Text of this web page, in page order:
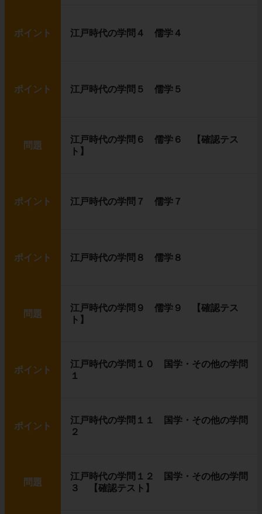
ポイント 江戸時代の学問４ 儒学４
ポイント 江戸時代の学問５ 儒学５
問題
江戸時代の学問６ 儒学６ 【確認テス
ト】
ポイント 江戸時代の学問７ 儒学７
ポイント 江戸時代の学問８ 儒学８
問題
江戸時代の学問９ 儒学９ 【確認テス
ト】
ポイント
江戸時代の学問１０ 国学・その他の学問
１
ポイント
江戸時代の学問１１ 国学・その他の学問
２
問題
江戸時代の学問１２ 国学・その他の学問
３ 【確認テスト】